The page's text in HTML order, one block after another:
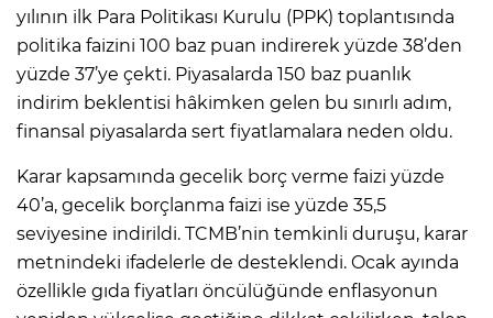
yılının ilk Para Politikası Kurulu (PPK) toplantısında
politika faizini 100 baz puan indirerek yüzde 38’den
yüzde 37’ye çekti. Piyasalarda 150 baz puanlık
indirim beklentisi hâkimken gelen bu sınırlı adım,
finansal piyasalarda sert fiyatlamalara neden oldu.
Karar kapsamında gecelik borç verme faizi yüzde
40’a, gecelik borçlanma faizi ise yüzde 35,5
seviyesine indirildi. TCMB’nin temkinli duruşu, karar
metnindeki ifadelerle de desteklendi. Ocak ayında
özellikle gıda fiyatları öncülüğünde enflasyonun